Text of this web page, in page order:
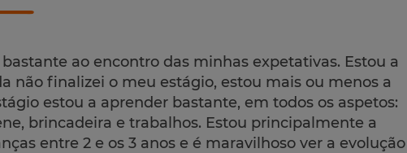
ao encontro das minhas expetativas. Estou a
não finalizei o meu estágio, estou mais ou menos a
estou a aprender bastante, em todos os aspetos:
brincadeira e trabalhos. Estou principalmente a
entre 2 e os 3 anos e é maravilhoso ver a evolução